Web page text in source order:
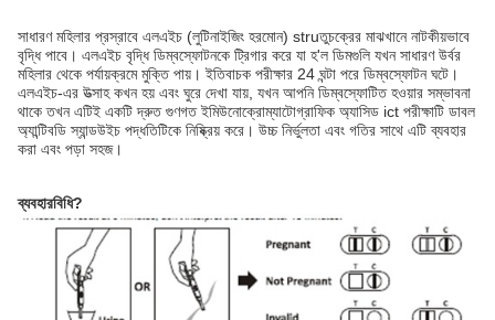
সাধারণ মহিলার প্রস্রাবে এলএইচ (লুটিনাইজিং হরমোন) struতুচক্রের মাঝখানে নাটকীয়ভাবে
বৃদ্ধি পাবে। এলএইচ বৃদ্ধি ডিম্বস্ফোটনকে ট্রিগার করে যা হ'ল ডিমগুলি যখন সাধারণ উর্বর
মহিলার থেকে পর্যায়ক্রমে মুক্তি পায়। ইতিবাচক পরীক্ষার 24 ঘন্টা পরে ডিম্বস্ফোটন ঘটে।
এলএইচ-এর উত্সাহ কখন হয় এবং ঘুরে দেখা যায়, যখন আপনি ডিম্বস্ফোটিত হওয়ার সম্ভাবনা
থাকে তখন এটিই একটি দ্রুত গুণগত ইমিউনোক্রোম্যাটোগ্রাফিক অ্যাসিড ict পরীক্ষাটি ডাবল
অ্যান্টিবডি স্যান্ডউইচ পদ্ধতিটিকে নিষ্ক্রিয় করে। উচ্চ নির্ভুলতা এবং গতির সাথে এটি ব্যবহার
করা এবং পড়া সহজ।
ব্যবহারবিধি?